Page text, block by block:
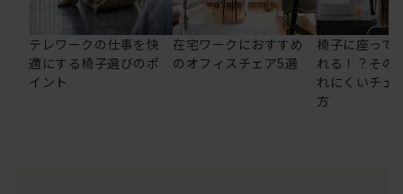
テレワークの仕事を快
適にする椅子選びのポ
イント
在宅ワークにおすすめ
のオフィスチェア5選
椅子に座って
れる！？その
れにくいチェ
方